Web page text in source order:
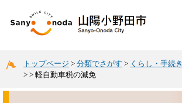
トップページ > 分類でさがす > くらし・手続き
> > 軽自動車税の減免